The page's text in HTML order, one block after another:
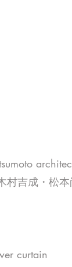
・松本尚
curtain